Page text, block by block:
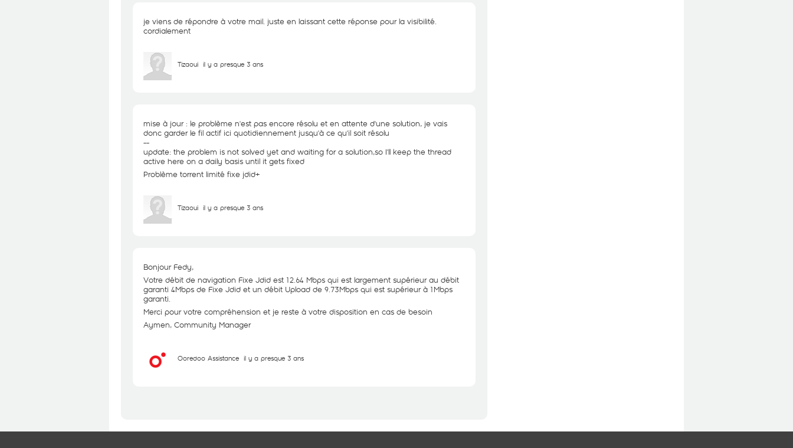
je viens de répondre à votre mail. juste en laissant cette réponse pour la visibilité.
cordialement
Tizaoui il y a presque 3 ans
mise à jour : le problème n'est pas encore résolu et en attente d'une solution, je vais
donc garder le fil actif ici quotidiennement jusqu'à ce qu'il soit résolu
--
update: the problem is not solved yet and waiting for a solution,so I'll keep the thread
active here on a daily basis until it gets fixed
Problème torrent limité fixe jdid+
Tizaoui il y a presque 3 ans
Bonjour Fedy,
Votre débit de navigation Fixe Jdid est 12.64 Mbps qui est largement supérieur au débit
garanti 4Mbps de Fixe Jdid et un débit Upload de 9.73Mbps qui est supérieur à 1Mbps
garanti.
Merci pour votre compréhension et je reste à votre disposition en cas de besoin
Aymen, Community Manager
Ooredoo Assistance il y a presque 3 ans